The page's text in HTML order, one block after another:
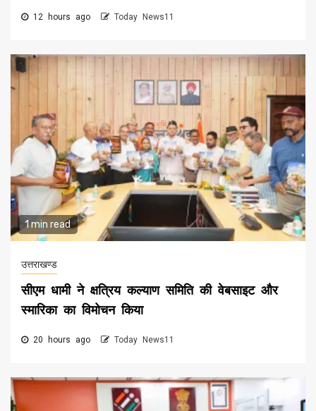
12 hours ago Today News11
1 min read
उत्तराखण्ड
सीएम धामी ने क्षत्रिय कल्याण समिति की वेबसाइट और
स्मारिका का विमोचन किया
20 hours ago Today News11